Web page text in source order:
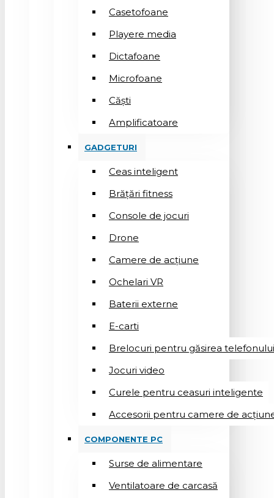
Casetofoane
Playere media
Dictafoane
Microfoane
Căşti
Amplificatoare
GADGETURI
Ceas inteligent
Brățări fitness
Console de jocuri
Drone
Camere de acțiune
Ochelari VR
Baterii externe
E-carti
Brelocuri pentru găsirea telefonului
Jocuri video
Curele pentru ceasuri inteligente
Accesorii pentru camere de
COMPONENTE PC
Surse de alimentare
Ventilatoare de carcasă